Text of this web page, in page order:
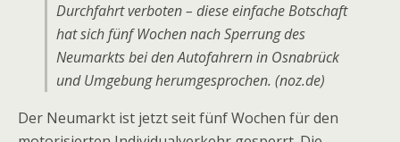
Durchfahrt verboten – diese einfache Botschaft
hat sich fünf Wochen nach Sperrung des
Neumarkts bei den Autofahrern in Osnabrück
und Umgebung herumgesprochen. (noz.de)
Der Neumarkt ist jetzt seit fünf Wochen für den